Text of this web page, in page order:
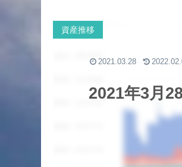
2021年3月
資産推移
2021.03.28